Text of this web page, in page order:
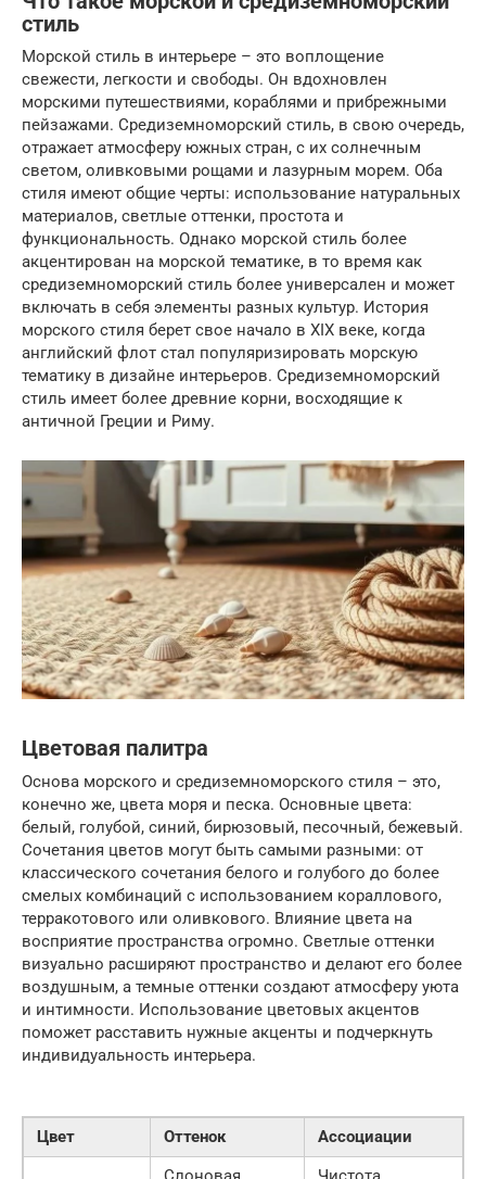
стиль
Морской стиль в интерьере – это воплощение
свежести, легкости и свободы. Он вдохновлен
морскими путешествиями, кораблями и прибрежными
пейзажами. Средиземноморский стиль, в свою очередь,
отражает атмосферу южных стран, с их солнечным
светом, оливковыми рощами и лазурным морем. Оба
стиля имеют общие черты: использование натуральных
материалов, светлые оттенки, простота и
функциональность. Однако морской стиль более
акцентирован на морской тематике, в то время как
средиземноморский стиль более универсален и может
включать в себя элементы разных культур. История
морского стиля берет свое начало в XIX веке, когда
английский флот стал популяризировать морскую
тематику в дизайне интерьеров. Средиземноморский
стиль имеет более древние корни, восходящие к
античной Греции и Риму.
Цветовая палитра
Основа морского и средиземноморского стиля – это,
конечно же, цвета моря и песка. Основные цвета:
белый, голубой, синий, бирюзовый, песочный, бежевый.
Сочетания цветов могут быть самыми разными: от
классического сочетания белого и голубого до более
смелых комбинаций с использованием кораллового,
терракотового или оливкового. Влияние цвета на
восприятие пространства огромно. Светлые оттенки
визуально расширяют пространство и делают его более
воздушным, а темные оттенки создают атмосферу уюта
и интимности. Использование цветовых акцентов
поможет расставить нужные акценты и подчеркнуть
индивидуальность интерьера.
Цвет Оттенок
Ассоциации